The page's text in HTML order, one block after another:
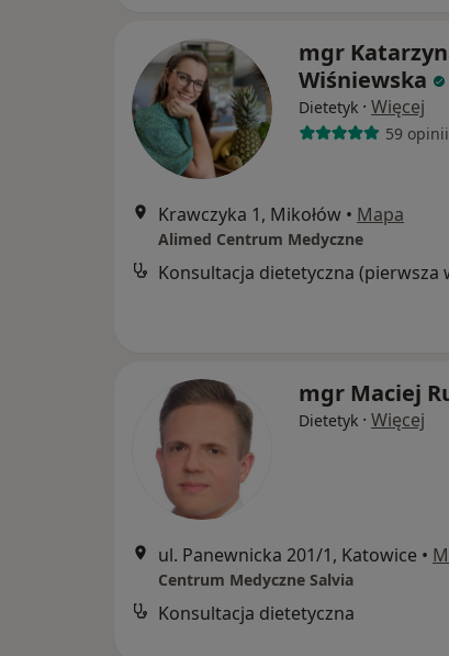
mgr
Wiśniewska
Dietetyk · Więcej
59 opinii
Krawczyka 1, Mikołów • Mapa
Alimed Centrum Medyczne
Konsultacja dietetyczna (pierwsza
mgr Maciej
Dietetyk · Więcej
ul. Panewnicka 201/1, Katowice •
Centrum Medyczne Salvia
Konsultacja dietetyczna